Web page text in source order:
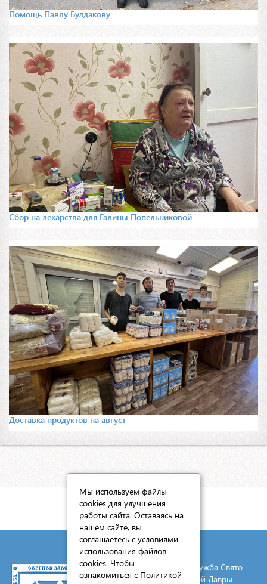
Помощь Павлу Булдакову
Сбор на лекарства для Галины Попельниковой
Доставка продуктов на август
КАРТА САЙТА
© 2026 Социальная служба Свято-
Троицкой Сергиевой Лавры
Мы используем файлы
cookies для улучшения
работы сайта. Оставаясь на
нашем сайте, вы
соглашаетесь с условиями
использования файлов
cookies. Чтобы
ознакомиться с Политикой